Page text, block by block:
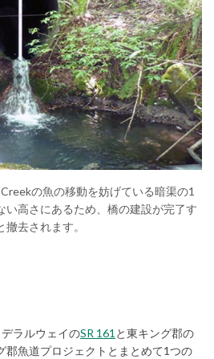
の魚の移動を妨げている暗渠の1
い高さにあるため、橋の建設が完了す
撤去されます。
ラルウェイのSR 161(External link)
と東キング郡の
郡魚道プロジェクトとまとめて1つの